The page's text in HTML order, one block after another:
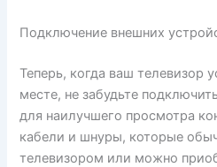
Подключение внешних
Теперь, когда ваш телевизор
месте, не забудьте
для наилучшего просмотра
кабели и шнуры, которые
телевизором или можно